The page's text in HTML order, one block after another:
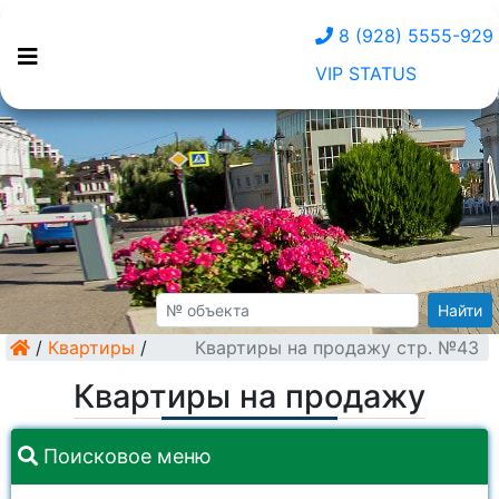
8 (928) 5555-929
VIP STATUS
Найти
/ Квартиры / Квартиры на продажу стр. №43
Квартиры на продажу
Поисковое меню